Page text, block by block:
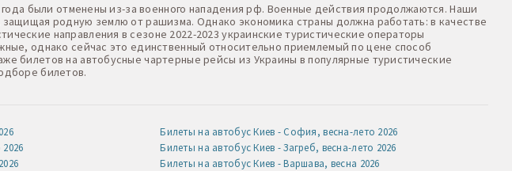
были отменены из-за военного нападения рф. Военные действия продолжаются. Наши
родную землю от рашизма. Однако экономика страны должна работать: в качестве
направления в сезоне 2022-2023 украинские туристические операторы
однако сейчас это единственный относительно приемлемый по цене способ
билетов на автобусные чартерные рейсы из Украины в популярные туристические
билетов.
Билеты на автобус Киев - София, весна-лето 2026
Билеты на автобус Киев - Загреб, весна-лето 2026
Билеты на автобус Киев - Варшава, весна 2026